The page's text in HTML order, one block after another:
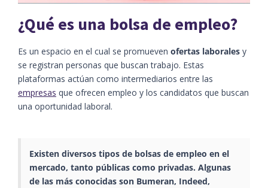
¿Qué es una bolsa de empleo?
Es un espacio en el cual se promueven ofertas laborales y
se registran personas que buscan trabajo. Estas
plataformas actúan como intermediarios entre las
empresas que ofrecen empleo y los candidatos que buscan
una oportunidad laboral.
Existen diversos tipos de bolsas de empleo en el
mercado, tanto públicas como privadas. Algunas
de las más conocidas son Bumeran, Indeed,